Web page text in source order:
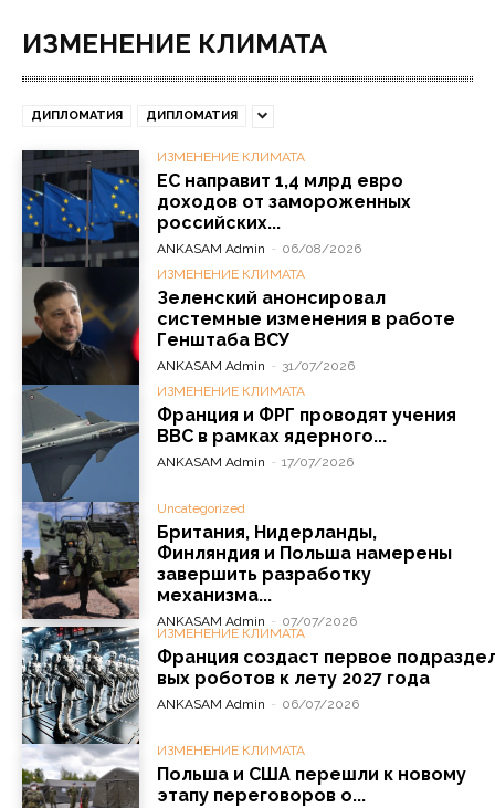
ИЗМЕНЕНИЕ КЛИМАТА
ДИПЛОМАТИЯ ДИПЛОМАТИЯ
ИЗМЕНЕНИЕ КЛИМАТА
ЕС направит 1,4 млрд евро
доходов от замороженных
российских...
ANKASAM Admin - 06/08/2026
ИЗМЕНЕНИЕ КЛИМАТА
Зеленский анонсировал
системные изменения в работе
Генштаба ВСУ
ANKASAM Admin - 31/07/2026
ИЗМЕНЕНИЕ КЛИМАТА
Франция и ФРГ проводят учения
ВВС в рамках ядерного...
ANKASAM Admin - 17/07/2026
Uncategorized
Британия, Нидерланды,
Финляндия и Польша намерены
завершить разработку
механизма...
ANKASAM Admin - 07/07/2026
ИЗМЕНЕНИЕ КЛИМАТА
Франция создаст первое
вых роботов к лету 2027 года
ANKASAM Admin - 06/07/2026
ИЗМЕНЕНИЕ КЛИМАТА
Польша и США перешли к новому
этапу переговоров о...